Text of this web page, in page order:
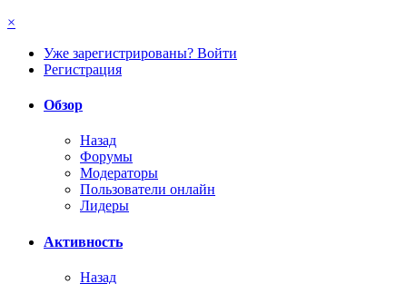
×
Уже зарегистрированы? Войти
Регистрация
Обзор
Назад
Форумы
Модераторы
Пользователи онлайн
Лидеры
Активность
Назад